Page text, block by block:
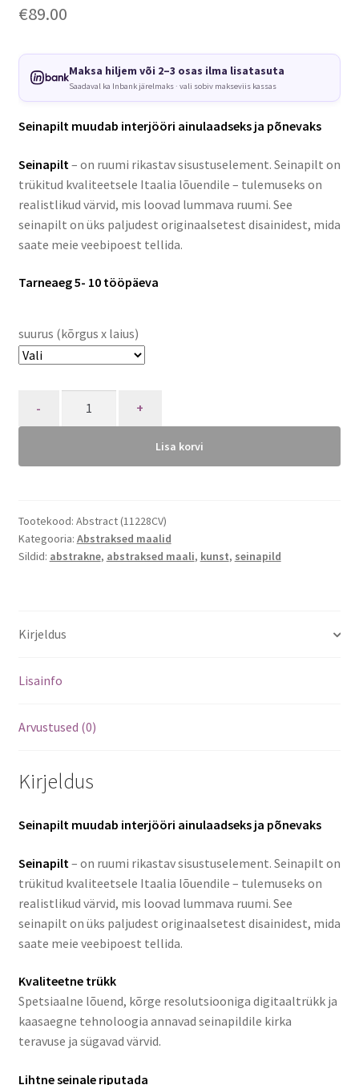
€89.00
Maksa hiljem või 2–3 osas ilma lisatasuta
Saadaval ka Inbank järelmaks · vali sobiv makseviis kassas
Seinapilt muudab interjööri ainulaadseks ja põnevaks
Seinapilt – on ruumi rikastav sisustuselement. Seinapilt on
trükitud kvaliteetsele Itaalia lõuendile – tulemuseks on
realistlikud värvid, mis loovad lummava ruumi. See
seinapilt on üks paljudest originaalsetest disainidest, mida
saate meie veebipoest tellida.
Tarneaeg 5- 10 tööpäeva
suurus (kõrgus x laius)
Lisa korvi
Tootekood: Abstract (11228CV)
Kategooria: Abstraksed maalid
Sildid: abstrakne, abstraksed maali, kunst, seinapild
Kirjeldus
Lisainfo
Arvustused (0)
Kirjeldus
Seinapilt muudab interjööri ainulaadseks ja põnevaks
Seinapilt – on ruumi rikastav sisustuselement. Seinapilt on
trükitud kvaliteetsele Itaalia lõuendile – tulemuseks on
realistlikud värvid, mis loovad lummava ruumi. See
seinapilt on üks paljudest originaalsetest disainidest, mida
saate meie veebipoest tellida.
Kvaliteetne trükk
Spetsiaalne lõuend, kõrge resolutsiooniga digitaaltrükk ja
kaasaegne tehnoloogia annavad seinapildile kirka
teravuse ja sügavad värvid.
Lihtne seinale riputada